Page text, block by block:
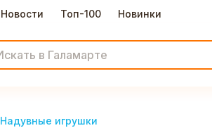
Новости Топ-100 Новинки
Надувные игрушки